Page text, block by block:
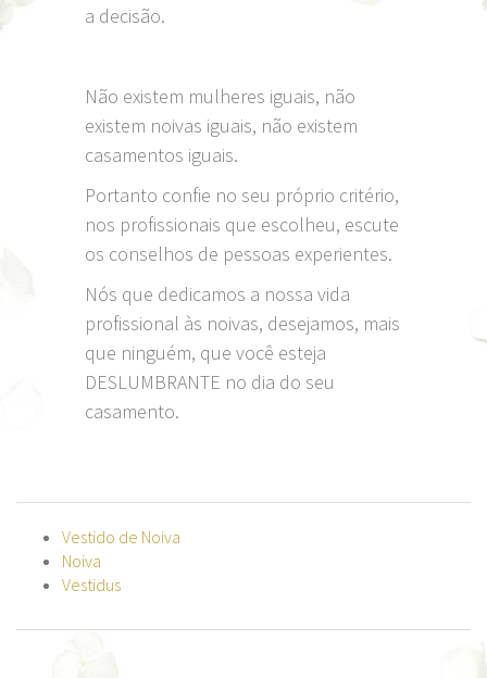
a decisão.
Não existem mulheres iguais, não
existem noivas iguais, não existem
casamentos iguais.
Portanto confie no seu próprio critério,
nos profissionais que escolheu, escute
os conselhos de pessoas experientes.
Nós que dedicamos a nossa vida
profissional às noivas, desejamos, mais
que ninguém, que você esteja
DESLUMBRANTE no dia do seu
casamento.
Vestido de Noiva
Noiva
Vestidus